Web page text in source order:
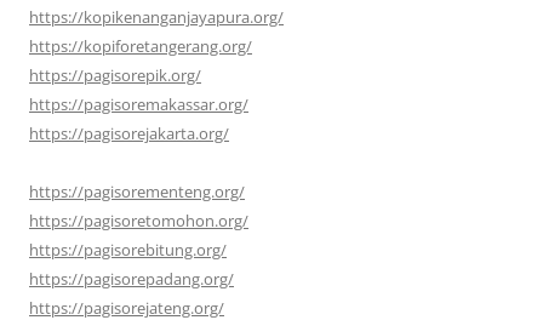
https://kopikenanganjayapura.org/
https://kopiforetangerang.org/
https://pagisorepik.org/
https://pagisoremakassar.org/
https://pagisorejakarta.org/
https://pagisorementeng.org/
https://pagisoretomohon.org/
https://pagisorebitung.org/
https://pagisorepadang.org/
https://pagisorejateng.org/